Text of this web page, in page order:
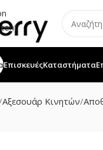
ΕπισκευέςΚαταστήματα
Αξεσουάρ Κινητών